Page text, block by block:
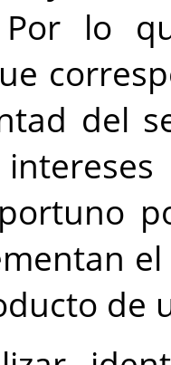
Por lo
del
de